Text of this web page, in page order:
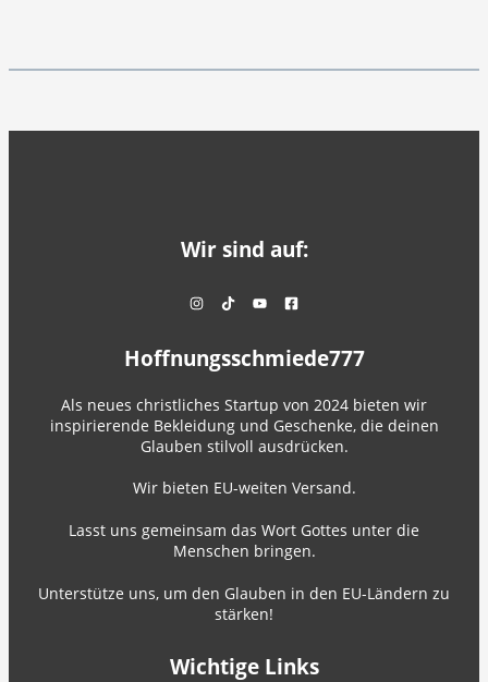
Wir sind auf:
Hoffnungsschmiede777
Als neues christliches Startup von 2024 bieten wir
inspirierende Bekleidung und Geschenke, die deinen
Glauben stilvoll ausdrücken.
Wir bieten EU-weiten Versand.
Lasst uns gemeinsam das Wort Gottes unter die
Menschen bringen.
Unterstütze uns, um den Glauben in den EU-Ländern zu
stärken!
Wichtige Links